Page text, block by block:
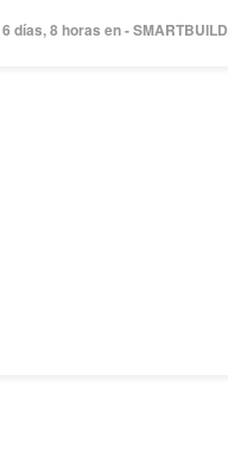
días, 8 horas en - SMARTBUILD